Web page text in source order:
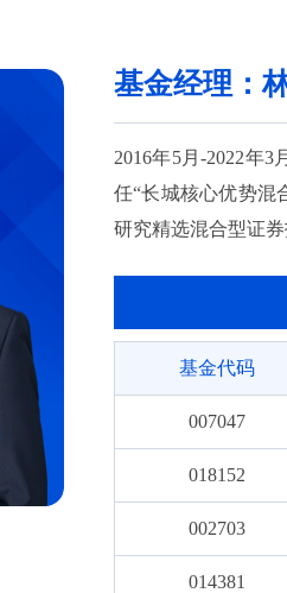
基金经理：
2016年5月-2022年
任“长城核心优势混
研究精选混合型证券
基金代码
007047
018152
002703
014381